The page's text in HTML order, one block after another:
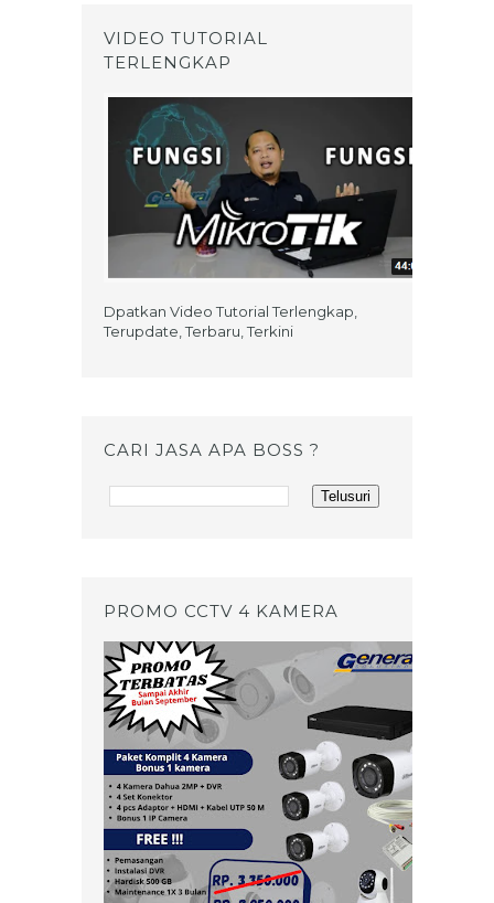
VIDEO TUTORIAL
TERLENGKAP
Dpatkan Video Tutorial Terlengkap,
Terupdate, Terbaru, Terkini
CARI JASA APA BOSS ?
PROMO CCTV 4 KAMERA